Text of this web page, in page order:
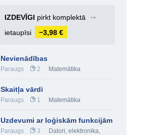
IZDEVĪGI pirkt komplektā
➞
ietaupīsi
−3,98 €
Nevienādības
Paraugs 2 Matemātika
Skaitļa vārdi
Paraugs 1 Matemātika
Uzdevumi ar loģiskām funkcijām
Paraugs 3
Datori, elektronika,